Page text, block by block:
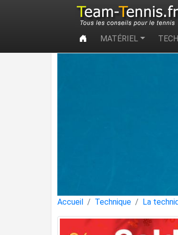
MATÉRIEL
Accueil Technique La